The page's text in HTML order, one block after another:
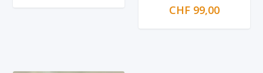
CHF99,00